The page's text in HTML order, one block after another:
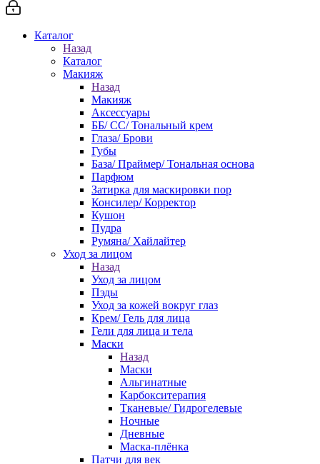
Каталог
Назад
Каталог
Макияж
Назад
Макияж
Аксессуары
ББ/ СС/ Тональный крем
Глаза/ Брови
Губы
База/ Праймер/ Тональная основа
Парфюм
Затирка для маскировки пор
Консилер/ Корректор
Кушон
Пудра
Румяна/ Хайлайтер
Уход за лицом
Назад
Уход за лицом
Пэды
Уход за кожей вокруг глаз
Крем/ Гель для лица
Гели для лица и тела
Маски
Назад
Маски
Альгинатные
Карбокситерапия
Тканевые/ Гидрогелевые
Ночные
Дневные
Маска-плёнка
Патчи для век